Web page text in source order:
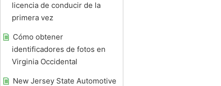
licencia de conducir de la
primera vez
Cómo obtener
identificadores de fotos en
Virginia Occidental
New Jersey State Automotive